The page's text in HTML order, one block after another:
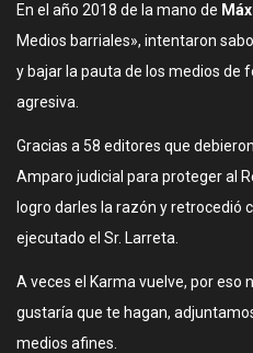
En el año 2018 de la mano de
Medios barriales», intentaron
y bajar la pauta de los medios de
agresiva.
Gracias a 58 editores que
Amparo judicial para proteger al
logro darles la razón y retrocedió
ejecutado el Sr. Larreta.
A veces el Karma vuelve, por eso
gustaría que te hagan,
medios afines.